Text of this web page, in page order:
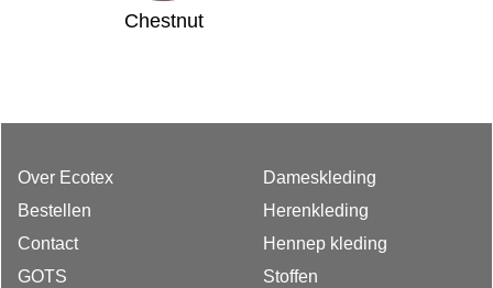
Chestnut
Over Ecotex
Bestellen
Contact
GOTS
Dameskleding
Herenkleding
Hennep kleding
Stoffen